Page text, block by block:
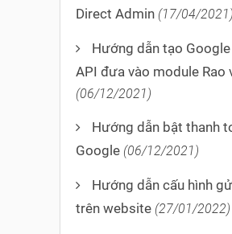
Direct Admin (17/04/2021)
Hướng dẫn tạo
API đưa vào module Rao
(06/12/2021)
Hướng dẫn bật thanh
Google (06/12/2021)
Hướng dẫn cấu hình
trên website (27/01/2022)